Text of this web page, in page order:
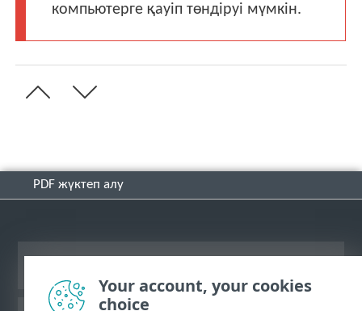
компьютерге қауіп төндіруі мүмкін.
PDF жүктеп алу
Your account, your cookies
choice